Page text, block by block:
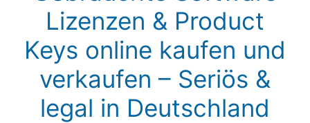
Lizenzen & Product
Keys online kaufen und
verkaufen – Seriös &
legal in Deutschland